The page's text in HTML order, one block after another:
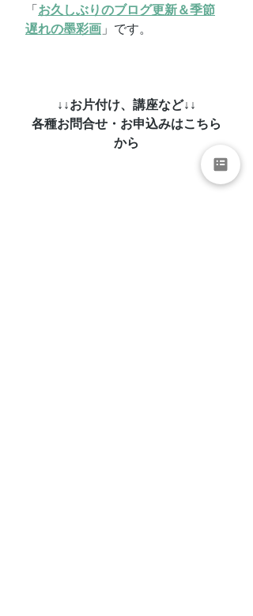
「 お久しぶりのブログ更新＆季節
遅れの墨彩画 」です。
↓↓お片付け、講座など↓↓
各種お問合せ・お申込みはこちら
から